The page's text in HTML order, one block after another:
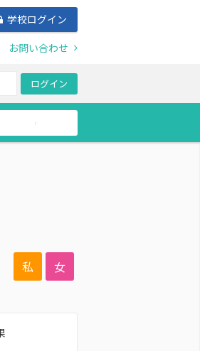
学校ログイン
お問い合わせ
ログイン
帰国生
私 女